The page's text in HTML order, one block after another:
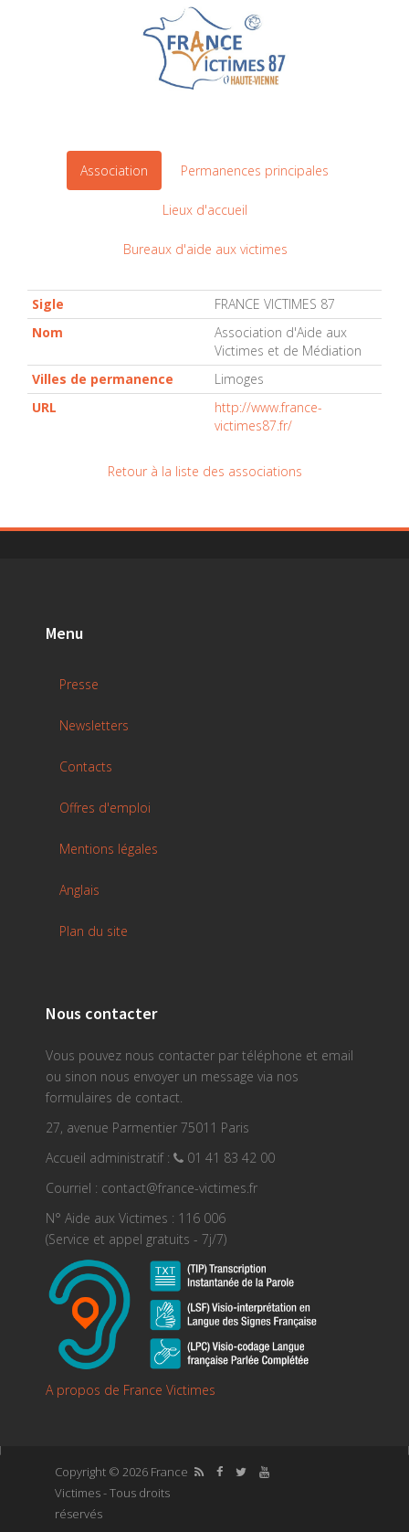
Association Permanences principales
Lieux d'accueil
Bureaux d'aide aux victimes
Sigle
FRANCE VICTIMES 87
Nom
Association d'Aide aux
Victimes et de Médiation
Villes de permanence
Limoges
URL
http://www.france-
victimes87.fr/
Retour à la liste des associations
Menu
Presse
Newsletters
Contacts
Offres d'emploi
Mentions légales
Anglais
Plan du site
Nous contacter
Vous pouvez nous contacter par téléphone et email
ou sinon nous envoyer un message via nos
formulaires de contact.
27, avenue Parmentier 75011 Paris
Accueil administratif :
01 41 83 42 00
Courriel : contact@france-victimes.fr
N° Aide aux Victimes : 116 006
(Service et appel gratuits - 7j/7)
A propos de France Victimes
Copyright © 2026 France
Victimes - Tous droits
réservés